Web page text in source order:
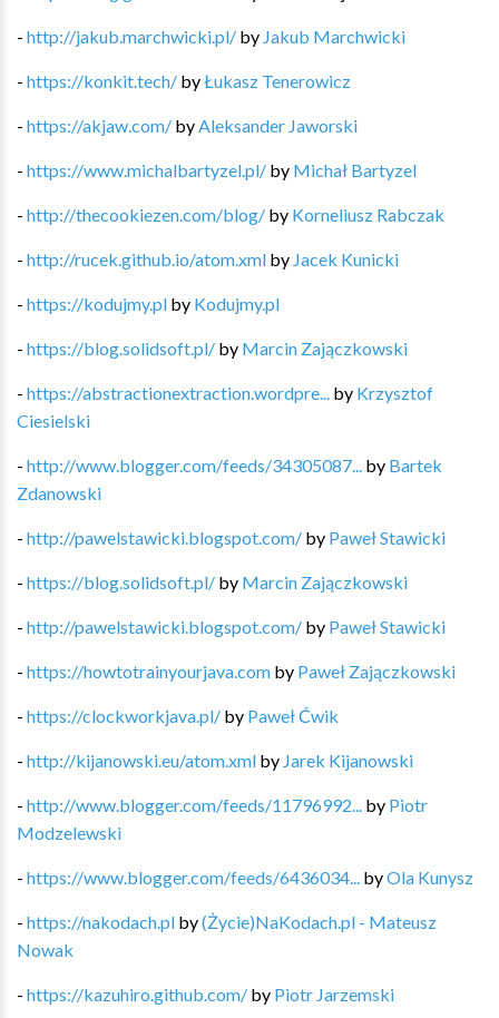
- http://jakub.marchwicki.pl/ by Jakub Marchwicki
- https://konkit.tech/ byŁukasz Tenerowicz
- https://akjaw.com/ by Aleksander Jaworski
- https://www.michalbartyzel.pl/ by Michał Bartyzel
- http://thecookiezen.com/blog/ by Korneliusz Rabczak
- http://rucek.github.io/atom.xml by Jacek Kunicki
- https://kodujmy.pl by Kodujmy.pl
- https://blog.solidsoft.pl/ by Marcin Zajączkowski
- https://abstractionextraction.wordpre... by Krzysztof
Ciesielski
- http://www.blogger.com/feeds/34305087... by Bartek
Zdanowski
- http://pawelstawicki.blogspot.com/ by Paweł Stawicki
- https://blog.solidsoft.pl/ by Marcin Zajączkowski
- http://pawelstawicki.blogspot.com/ by Paweł Stawicki
- https://howtotrainyourjava.com by Paweł Zajączkowski
- https://clockworkjava.pl/ by Paweł Ćwik
- http://kijanowski.eu/atom.xml by Jarek Kijanowski
- http://www.blogger.com/feeds/11796992... by Piotr
Modzelewski
- https://www.blogger.com/feeds/6436034... byOla Kunysz
- https://nakodach.pl by(Życie)NaKodach.pl - Mateusz
Nowak
- https://kazuhiro.github.com/ by Piotr Jarzemski